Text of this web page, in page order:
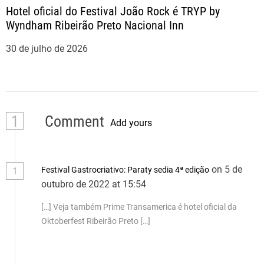
Hotel oficial do Festival João Rock é TRYP by
Wyndham Ribeirão Preto Nacional Inn
30 de julho de 2026
1 Comment Add yours
1 Festival Gastrocriativo: Paraty sedia 4ª edição on 5 de
outubro de 2022 at 15:54
[…] Veja também Prime Transamerica é hotel oficial da
Oktoberfest Ribeirão Preto […]